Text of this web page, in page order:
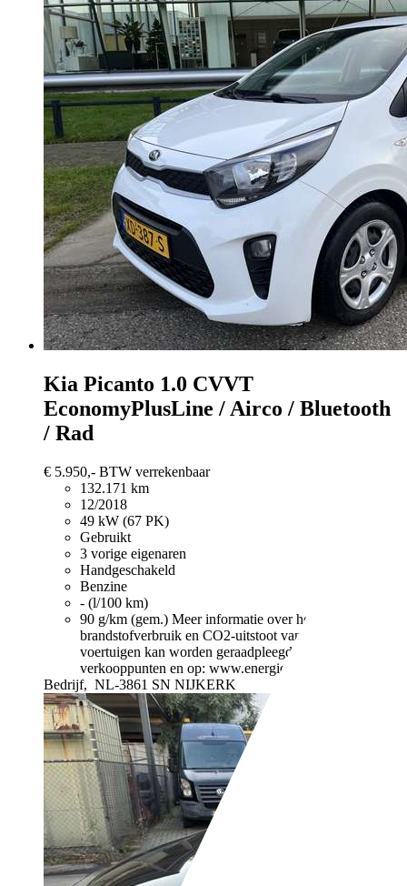
Kia Picanto 1.0 CVVT
EconomyPlusLine / Airco / Bluetooth
/ Rad
€ 5.950,- BTW verrekenbaar
132.171 km
12/2018
49 kW (67 PK)
Gebruikt
3 vorige eigenaren
Handgeschakeld
Benzine
- (l/100 km)
90 g/km (gem.) Meer informatie over het
brandstofverbruik en CO2-uitstoot van nieuwe
voertuigen kan worden geraadpleegd bij alle
verkooppunten en op: www.energielabel.nl
Bedrijf, NL-3861 SN NIJKERK